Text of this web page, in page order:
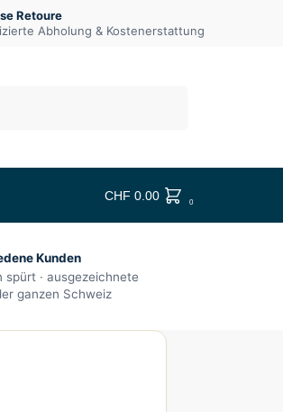
Retoure
Abholung & Kostenerstattung
CHF 0.00 0
Kunden
spürt · ausgezeichnete
ganzen Schweiz